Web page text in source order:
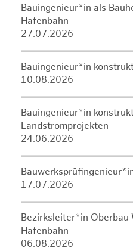
Bauingenieur*in als
Hafenbahn
27.07.2026
Bauingenieur*in
10.08.2026
Bauingenieur*in
Landstromprojekten
24.06.2026
17.07.2026
Bezirksleiter*in Oberbau
Hafenbahn
06.08.2026